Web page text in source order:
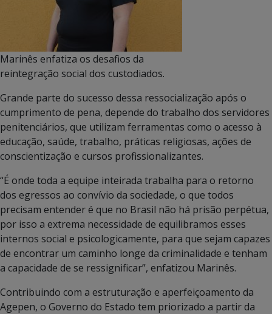
Marinês enfatiza os desafios da
reintegração social dos custodiados.
Grande parte do sucesso dessa ressocialização após o
cumprimento de pena, depende do trabalho dos servidores
penitenciários, que utilizam ferramentas como o acesso à
educação, saúde, trabalho, práticas religiosas, ações de
conscientização e cursos profissionalizantes.
“É onde toda a equipe inteirada trabalha para o retorno
dos egressos ao convívio da sociedade, o que todos
precisam entender é que no Brasil não há prisão perpétua,
por isso a extrema necessidade de equilibramos esses
internos social e psicologicamente, para que sejam capazes
de encontrar um caminho longe da criminalidade e tenham
a capacidade de se ressignificar”, enfatizou Marinês.
Contribuindo com a estruturação e aperfeiçoamento da
Agepen, o Governo do Estado tem priorizado a partir da